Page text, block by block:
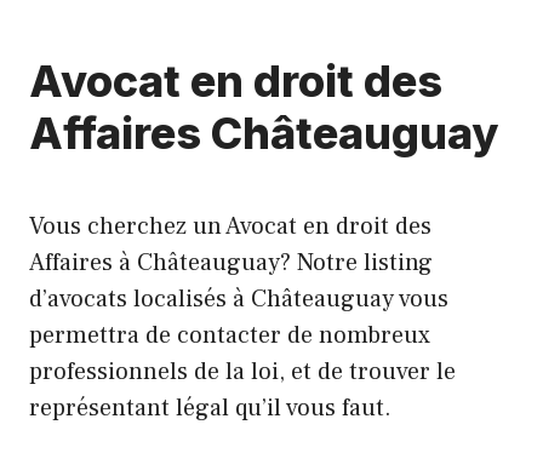
Avocat en droit des
Affaires Châteauguay
Vous cherchez un Avocat en droit des
Affaires à Châteauguay? Notre listing
d’avocats localisés à Châteauguay vous
permettra de contacter de nombreux
professionnels de la loi, et de trouver le
représentant légal qu’il vous faut.